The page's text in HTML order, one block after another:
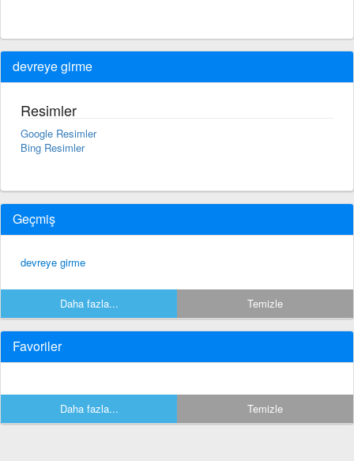
devreye girme
Resimler
Google Resimler
Bing Resimler
Geçmiş
devreye girme
Daha fazla... Temizle
Favoriler
Daha fazla... Temizle